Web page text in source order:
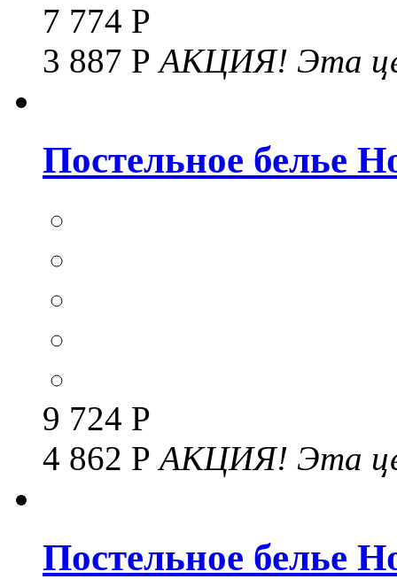
7 774 Р
3 887 РАКЦИЯ! Эта
Постельное белье
9 724 Р
4 862 РАКЦИЯ! Эта
Постельное белье